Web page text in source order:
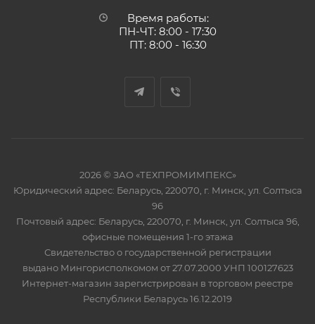
Время работы:
ПН-ЧТ: 8:00 - 17:30
ПТ: 8:00 - 16:30
2026 © ЗАО «ТЕХПРОМИМПЕКС»
Юридический адрес: Беларусь, 220070, г. Минск, ул. Солтыса
96
Почтовый адрес: Беларусь, 220070, г. Минск, ул. Солтыса 96,
офисные помещения 1-го этажа
Свидетельство о государственной регистрации
выдано Мингорисполкомом от 27.07.2000 УНП 100127623
Интернет-магазин зарегистрирован в торговом реестре
Республики Беларусь 16.12.2019